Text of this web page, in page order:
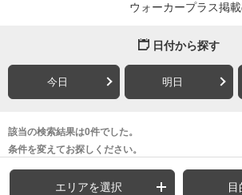
ウォーカープラス掲
日付から探す
今日 明日
該当の検索結果は0件でした。
条件を変えてお探しください。
エリアを選択